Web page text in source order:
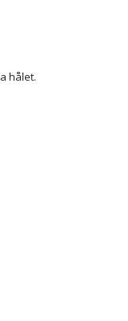
hålet.